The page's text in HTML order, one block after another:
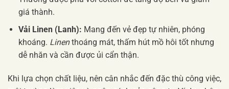
giá thành.
Vải Linen (Lanh): Mang đến vẻ đẹp tự nhiên, phóng
khoáng. Linenthoáng mát, thấm hút mồ hôi tốt nhưng
dễ nhăn và cần được ủi cẩn thận.
Khi lựa chọn chất liệu, nên cân nhắc đến đặc thù công việc,